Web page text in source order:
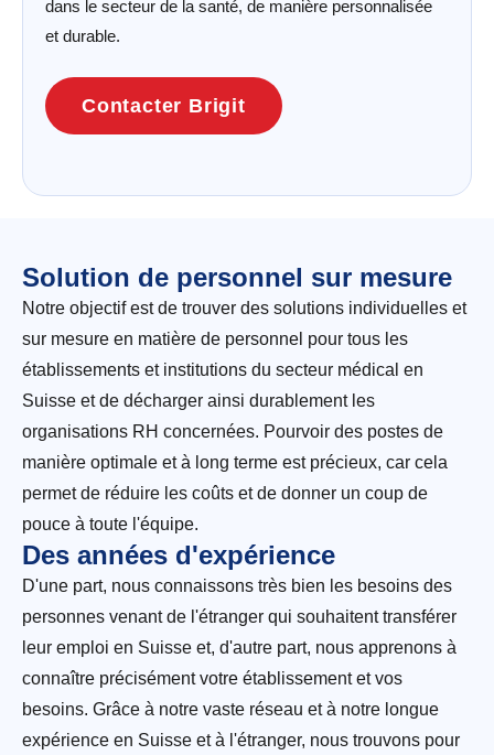
dans le secteur de la santé, de manière personnalisée
et durable.
Contacter Brigit
Solution de personnel sur mesure
Notre objectif est de trouver des solutions individuelles et
sur mesure en matière de personnel pour tous les
établissements et institutions du secteur médical en
Suisse et de décharger ainsi durablement les
organisations RH concernées. Pourvoir des postes de
manière optimale et à long terme est précieux, car cela
permet de réduire les coûts et de donner un coup de
pouce à toute l'équipe.
Des années d'expérience
D'une part, nous connaissons très bien les besoins des
personnes venant de l'étranger qui souhaitent transférer
leur emploi en Suisse et, d'autre part, nous apprenons à
connaître précisément votre établissement et vos
besoins. Grâce à notre vaste réseau et à notre longue
expérience en Suisse et à l'étranger, nous trouvons pour